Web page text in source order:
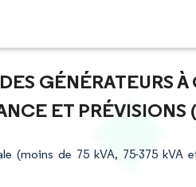
GÉNÉRATEURS
ET PRÉVISIONS
(moins de 75 kVA, 75-375 kVA